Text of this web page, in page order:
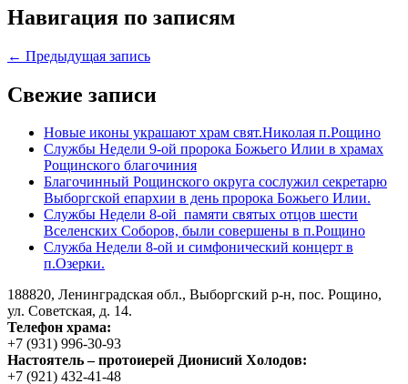
Навигация по записям
← Предыдущая запись
Свежие записи
Новые иконы украшают храм свят.Николая п.Рощино
Службы Недели 9-ой пророка Божьего Илии в храмах
Рощинского благочиния
Благочинный Рощинского округа сослужил секретарю
Выборгской епархии в день пророка Божьего Илии.
Службы Недели 8-ой памяти святых отцов шести
Вселенских Соборов, были совершены в п.Рощино
Служба Недели 8-ой и симфонический концерт в
п.Озерки.
188820, Ленинградская обл., Выборгский р-н, пос. Рощино,
ул. Советская, д. 14.
Телефон храма:
+7 (931) 996-30-93
Настоятель – протоиерей Дионисий Холодов:
+7 (921) 432-41-48